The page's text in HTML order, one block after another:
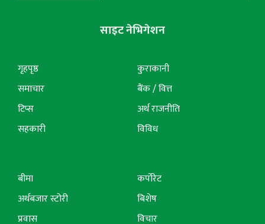
साइट नेभिगेशन
गृहपृष्ठ
समाचार
टिप्स
सहकारी
कुराकानी
बैंक / वित्त
अर्थ राजनीति
विविध
बीमा
अर्थबजार स्टोरी
प्रवास
कर्पोरेट
बिशेष
विचार